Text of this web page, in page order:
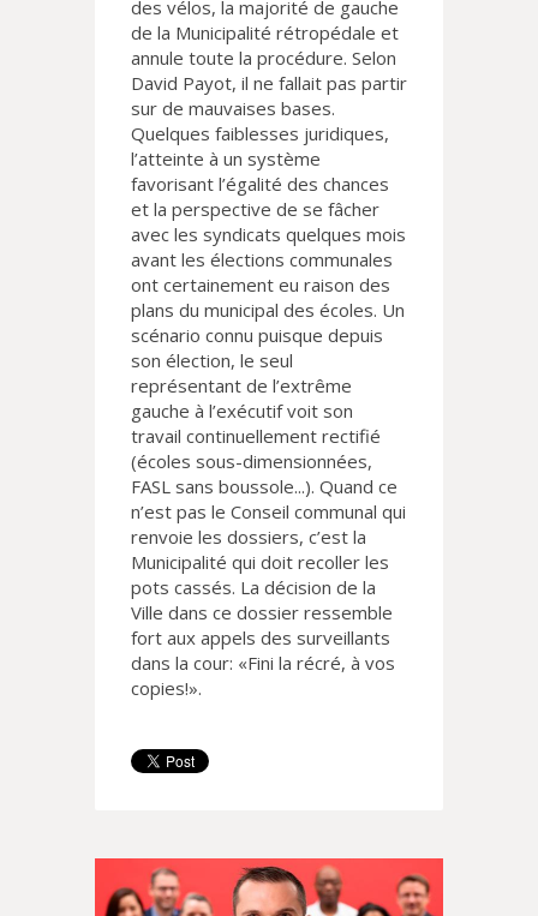
des vélos, la majorité de gauche
de la Municipalité rétropédale et
annule toute la procédure. Selon
David Payot, il ne fallait pas partir
sur de mauvaises bases.
Quelques faiblesses juridiques,
l’atteinte à un système
favorisant l’égalité des chances
et la perspective de se fâcher
avec les syndicats quelques mois
avant les élections communales
ont certainement eu raison des
plans du municipal des écoles. Un
scénario connu puisque depuis
son élection, le seul
représentant de l’extrême
gauche à l’exécutif voit son
travail continuellement rectifié
(écoles sous-dimensionnées,
FASL sans boussole...). Quand ce
n’est pas le Conseil communal qui
renvoie les dossiers, c’est la
Municipalité qui doit recoller les
pots cassés. La décision de la
Ville dans ce dossier ressemble
fort aux appels des surveillants
dans la cour: «Fini la récré, à vos
copies!».